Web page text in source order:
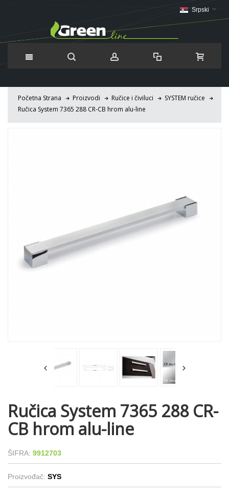
Srpski
Početna Strana Proizvodi Ručice i čiviluci
SYSTEM ručice
Ručica System 7365 288 CR-CB hrom alu-line
Ručica System 7365 288 CR-
CB hrom alu-line
ŠIFRA: 9912703
Proizvođač: SYS